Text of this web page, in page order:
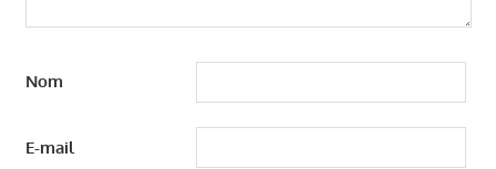
Nom
E-mail